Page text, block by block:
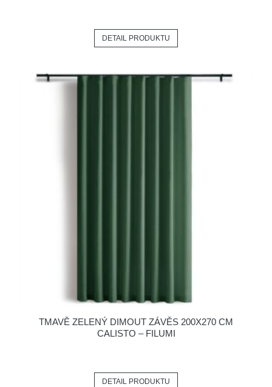
DETAIL PRODUKTU
TMAVĚ ZELENÝ DIMOUT ZÁVĚS 200X270 CM
CALISTO – FILUMI
DETAIL PRODUKTU